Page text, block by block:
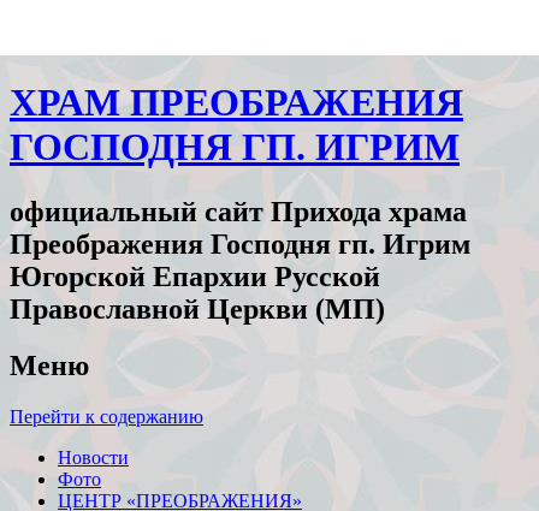
ХРАМ ПРЕОБРАЖЕНИЯ
ГОСПОДНЯ ГП. ИГРИМ
официальный сайт Прихода храма
Преображения Господня гп. Игрим
Югорской Епархии Русской
Православной Церкви (МП)
Меню
Перейти к содержанию
Новости
Фото
ЦЕНТР «ПРЕОБРАЖЕНИЯ»